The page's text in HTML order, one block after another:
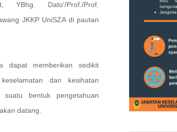
Dato'/Prof./Prof.
JKKP UniSZA di pautan
dapat memberikan sedikit
dan kesihatan
bentuk pengetahuan
datang.